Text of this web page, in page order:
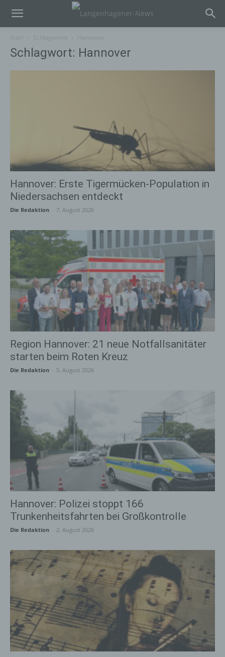
Schlagwort: Hannover
Hannover: Erste Tigermücken-Population in
Niedersachsen entdeckt
Die Redaktion 7. August 2026
Region Hannover: 21 neue Notfallsanitäter
starten beim Roten Kreuz
Die Redaktion 5. August 2026
Hannover: Polizei stoppt 166
Trunkenheitsfahrten bei Großkontrolle
Die Redaktion 2. August 2026